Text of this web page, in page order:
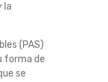
la
(PAS)
forma de
se